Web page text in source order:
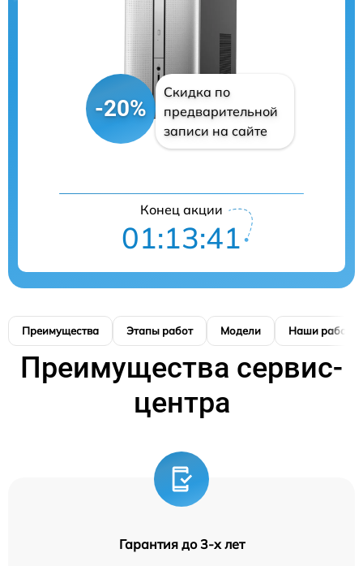
-20%
Скидка по
предварительной
записи на сайте
Конец акции
01:13:40
Преимущества Этапы работ Модели Наши работы
Преимущества сервис-
центра
Гарантия до 3-х лет